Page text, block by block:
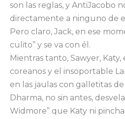
son las reglas, y AntiJacobo
directamente a ninguno de
Pero claro, Jack, en ese
culito” y se va con él.
Mientras tanto, Sawyer,
coreanos y el insoportable
en las jaulas con galletitas
Dharma, no sin antes,
Widmore” que Katy ni